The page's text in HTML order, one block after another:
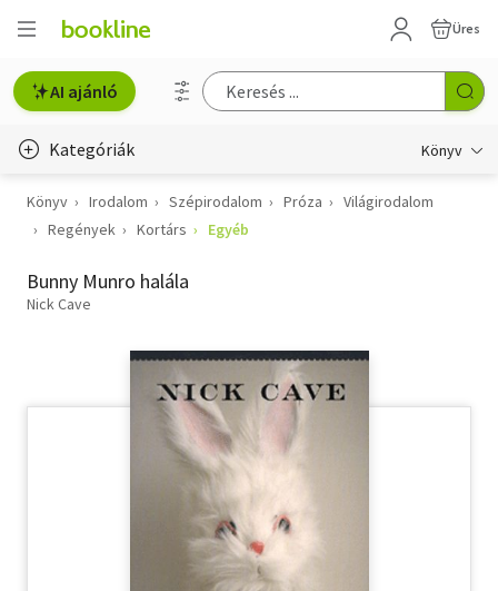
Üres
AI ajánló
Kategóriák Könyv
Életmód, egészség
Gyermek- és ifjúsági
Hobbi, szabadidő
Könyv Irodalom Szépirodalom Próza
Világirodalom
Regények
Kortárs Egyéb
Bunny Munro halála
Nick Cave